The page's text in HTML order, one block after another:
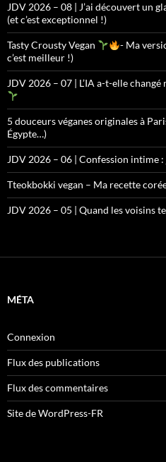
JDV 2026 – 08 | J’ai découvert un
(et c’est exceptionnel !)
Tasty Crousty Vegan
- Ma
c’est meilleur !)
JDV 2026 – 07 | L’IA a-t-elle
5 douceurs véganes originales à
Égypte…)
JDV 2026 – 06 | Confession intime :
Tteokbokki vegan – Ma recette
JDV 2026 – 05 | Quand les voisins
MÉTA
Connexion
Flux des publications
Flux des commentaires
Site de WordPress-FR